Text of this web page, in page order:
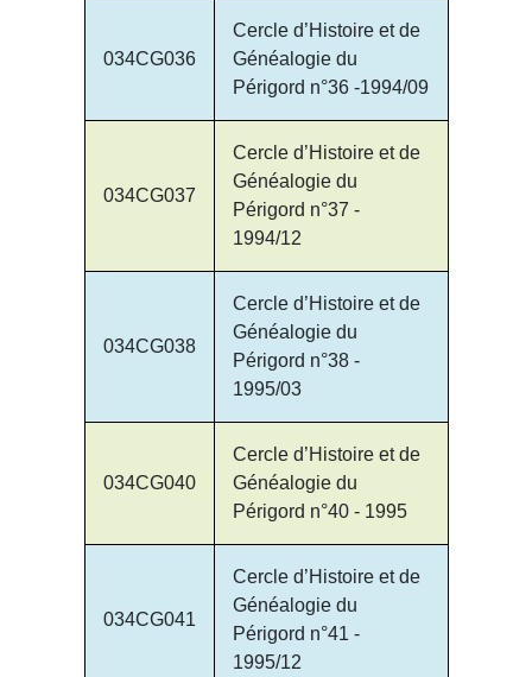
034CG036
Cercle d’Histoire et de
Généalogie du
Périgord n°36 -1994/09
034CG037
Cercle d’Histoire et de
Généalogie du
Périgord n°37 -
1994/12
034CG038
Cercle d’Histoire et de
Généalogie du
Périgord n°38 -
1995/03
034CG040
Cercle d’Histoire et de
Généalogie du
Périgord n°40 - 1995
034CG041
Cercle d’Histoire et de
Généalogie du
Périgord n°41 -
1995/12